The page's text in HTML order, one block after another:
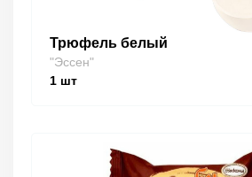
Трюфель белый
"Эссен"
1 шт